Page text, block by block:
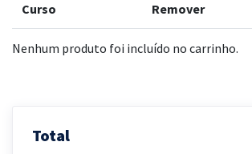
Curso Remover
Nenhum produto foi incluído no carrinho.
Total